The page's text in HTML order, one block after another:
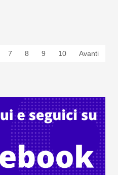
7 8 9 10 Avanti